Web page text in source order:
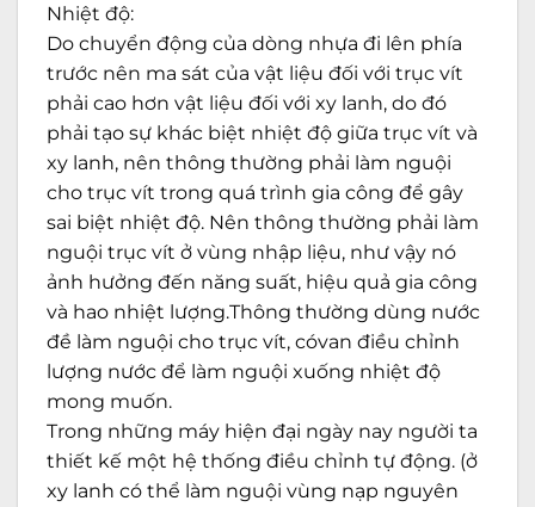
Nhiệt độ:
Do chuyển động của dòng nhựa đi lên phía
trước nên ma sát của vật liệu đối với trục vít
phải cao hơn vật liệu đối với xy lanh, do đó
phải tạo sự khác biệt nhiệt độ giữa trục vít và
xy lanh, nên thông thường phải làm nguội
cho trục vít trong quá trình gia công để gây
sai biệt nhiệt độ. Nên thông thường phải làm
nguội trục vít ở vùng nhập liệu, như vậy nó
ảnh hưởng đến năng suất, hiệu quả gia công
và hao nhiệt lượng.Thông thường dùng nước
đề làm nguội cho trục vít, cóvan điều chỉnh
lượng nước để làm nguội xuống nhiệt độ
mong muốn.
Trong những máy hiện đại ngày nay người ta
thiết kế một hệ thống điều chỉnh tự động. (ở
xy lanh có thể làm nguội vùng nạp nguyên